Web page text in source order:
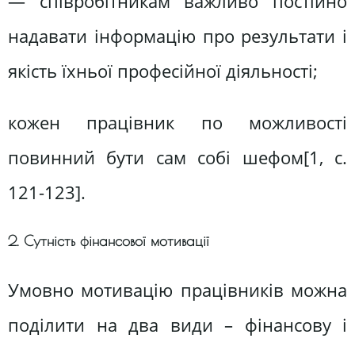
надавати інформацію про результати і
якість їхньої професійної діяльності;
кожен працівник по можливості
повинний бути сам собі шефом[1, c.
121-123].
2. Сутність фінансової мотивації
Умовно мотивацію працівників можна
поділити на два види – фінансову і